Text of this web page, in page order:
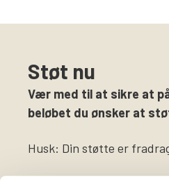
Støt nu
Vær med til at sikre at
beløbet du ønsker at
Husk: Din støtte er